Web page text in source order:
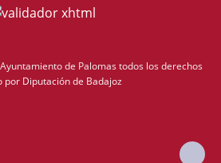
de Palomas todos los derechos
por Diputación de Badajoz